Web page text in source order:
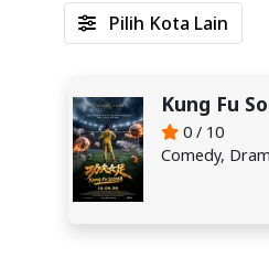
Kung Fu
0 / 10
Comedy,
Pilih Kota Lain